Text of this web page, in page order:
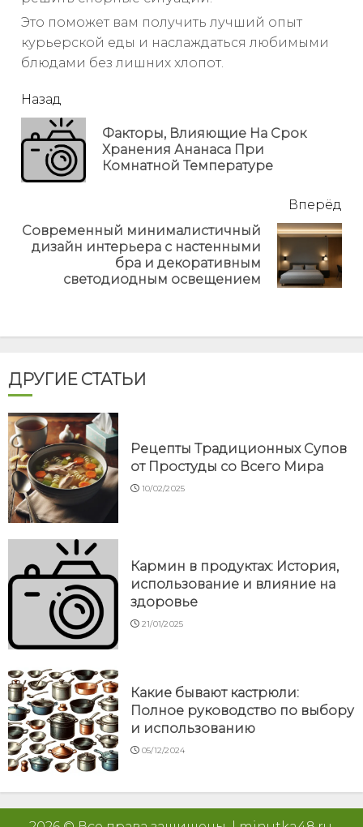
Это поможет вам получить лучший опыт
курьерской еды и наслаждаться любимыми
блюдами без лишних хлопот.
читать
еще
Назад
Факторы, Влияющие На Срок
Хранения Ананаса При
Комнатной Температуре
Вперёд
Next
Современный минималистичный
дизайн интерьера с настенными
бра и декоративным
светодиодным освещением
ДРУГИЕ СТАТЬИ
Рецепты Традиционных Супов
от Простуды со Всего Мира
10/02/2025
Кармин в продуктах: История,
использование и влияние на
здоровье
21/01/2025
Какие бывают кастрюли:
Полное руководство по выбору
и использованию
05/12/2024